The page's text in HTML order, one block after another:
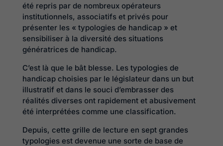
été repris par de nombreux opérateurs
institutionnels, associatifs et privés pour
présenter les « typologies de handicap » et
sensibiliser à la diversité des situations
génératrices de handicap.
C’est là que le bât blesse. Les typologies de
handicap choisies par le législateur dans un but
illustratif et dans le souci d’embrasser des
réalités diverses ont rapidement et abusivement
été interprétées comme une classification.
Depuis, cette grille de lecture en sept grandes
typologies est devenue une sorte de base de